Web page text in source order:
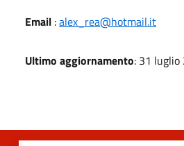
Email :alex_rea@hotmail.it
Ultimo aggiornamento: 31